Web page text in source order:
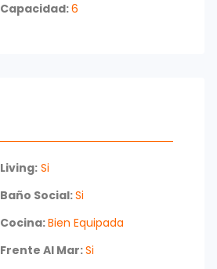
Capacidad:6
Living: Si
Baño Social:Si
Cocina:Bien Equipada
Frente Al Mar:Si